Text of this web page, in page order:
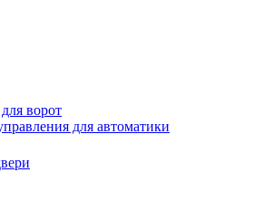
ворот
для автоматики